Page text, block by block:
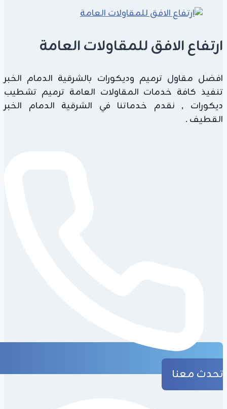
وضمان
10
ارتفاع الافق للمقاولات العامة
افضل مقاول ترميم وديكورات بالشرقية الدمام الخبر
تنفيذ كافة خدمات المقاولات العامة ترميم تشطيب
ديكورات , نقدم خدماتنا في الشرقية الدمام الخبر
القطيف .
تحدث معنا